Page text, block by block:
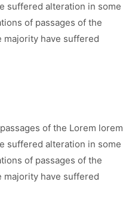
suffered alteration in some
of passages of the
majority have suffered
of the Lorem lorem
suffered alteration in some
of passages of the
majority have suffered